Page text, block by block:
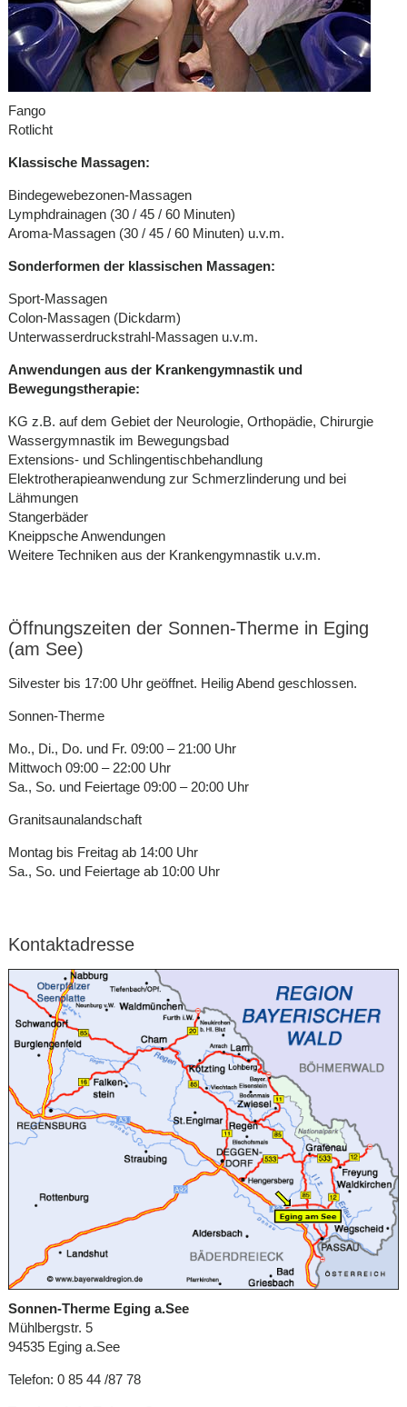
Fango
Rotlicht
Klassische Massagen:
Bindegewebezonen-Massagen
Lymphdrainagen (30 / 45 / 60 Minuten)
Aroma-Massagen (30 / 45 / 60 Minuten) u.v.m.
Sonderformen der klassischen Massagen:
Sport-Massagen
Colon-Massagen (Dickdarm)
Unterwasserdruckstrahl-Massagen u.v.m.
Anwendungen aus der Krankengymnastik und
Bewegungstherapie:
KG z.B. auf dem Gebiet der Neurologie, Orthopädie, Chirurgie
Wassergymnastik im Bewegungsbad
Extensions- und Schlingentischbehandlung
Elektrotherapieanwendung zur Schmerzlinderung und bei
Lähmungen
Stangerbäder
Kneippsche Anwendungen
Weitere Techniken aus der Krankengymnastik u.v.m.
Öffnungszeiten der Sonnen-Therme in Eging
(am See)
Silvester bis 17:00 Uhr geöffnet. Heilig Abend geschlossen.
Sonnen-Therme
Mo., Di., Do. und Fr. 09:00 – 21:00 Uhr
Mittwoch 09:00 – 22:00 Uhr
Sa., So. und Feiertage 09:00 – 20:00 Uhr
Granitsaunalandschaft
Montag bis Freitag ab 14:00 Uhr
Sa., So. und Feiertage ab 10:00 Uhr
Kontaktadresse
Sonnen-Therme Eging a.See
Mühlbergstr. 5
94535 Eging a.See
Telefon: 0 85 44 /87 78